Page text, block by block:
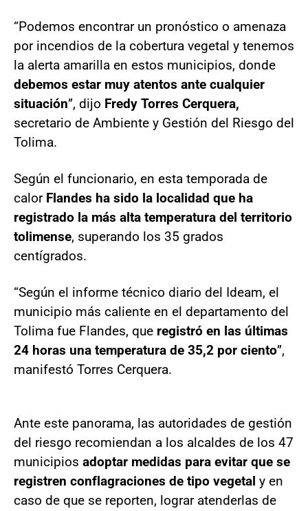
“Podemos encontrar un pronóstico o amenaza
por incendios de la cobertura vegetal y tenemos
la alerta amarilla en estos municipios, donde
debemos estar muy atentos ante cualquier
situación”, dijo Fredy Torres Cerquera,
secretario de Ambiente y Gestión del Riesgo del
Tolima.
Según el funcionario, en esta temporada de
calor Flandes ha sido la localidad que ha
registrado la más alta temperatura del territorio
tolimense, superando los 35 grados
centígrados.
“Según el informe técnico diario del Ideam, el
municipio más caliente en el departamento del
Tolima fue Flandes, que registró en las últimas
24 horas una temperatura de 35,2 por ciento”,
manifestó Torres Cerquera.
Ante este panorama, las autoridades de gestión
del riesgo recomiendan a los alcaldes de los 47
municipios adoptar medidas para evitar que se
registren conflagraciones de tipo vegetal y en
caso de que se reporten, lograr atenderlas de